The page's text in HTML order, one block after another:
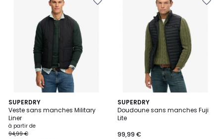
SUPERDRY
Veste sans manches Military
Liner
à partir de
94,99 €
2
Couleurs
SUPERDRY
Doudoune sans manches Fuji
Lite
99,99 €
2
Couleurs